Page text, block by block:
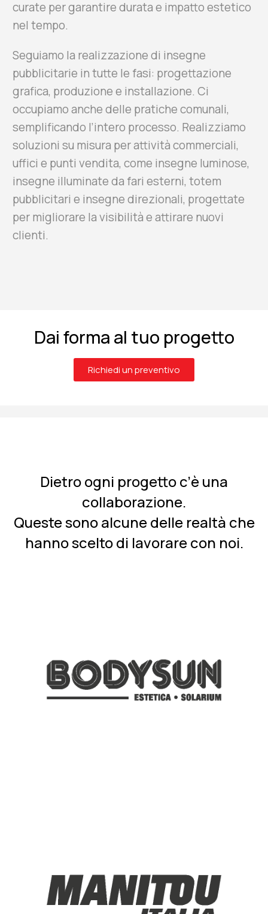
curate per garantire durata e impatto estetico
nel tempo.
Seguiamo la realizzazione di insegne
pubblicitarie in tutte le fasi: progettazione
grafica, produzione e installazione. Ci
occupiamo anche delle pratiche comunali,
semplificando l’intero processo. Realizziamo
soluzioni su misura per attività commerciali,
uffici e punti vendita, come insegne luminose,
insegne illuminate da fari esterni, totem
pubblicitari e insegne direzionali, progettate
per migliorare la visibilità e attirare nuovi
clienti.
Dai forma al tuo progetto
Richiedi un preventivo
Dietro ogni progetto c’è una
collaborazione.
Queste sono alcune delle realtà che
hanno scelto di lavorare con noi.